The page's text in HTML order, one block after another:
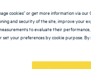
À HAUTS-DE-FRANCE
cookies" or get more information via our
and security of the site, improve your
to evaluate their
your preferences by cookie purpose. By